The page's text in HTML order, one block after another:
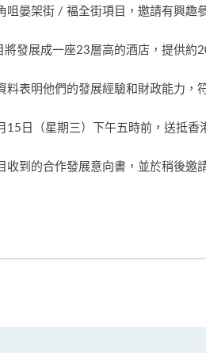
晏架街 / 褔全街項目，邀請有興趣
發展成一座23層高的酒店，提供約
表明他們的發展經驗和財政能力，
日（星期三）下午五時前，送抵
到的合作發展意向書，並於稍後邀